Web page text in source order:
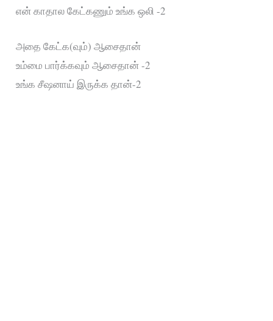
என் காதால கேட்கணும் உங்க ஒலி -2
அதை கேட்க(வும்) ஆசைதான்
உம்மை பார்க்கவும் ஆசைதான் -2
உங்க சீஷனாய் இருக்க தான்-2